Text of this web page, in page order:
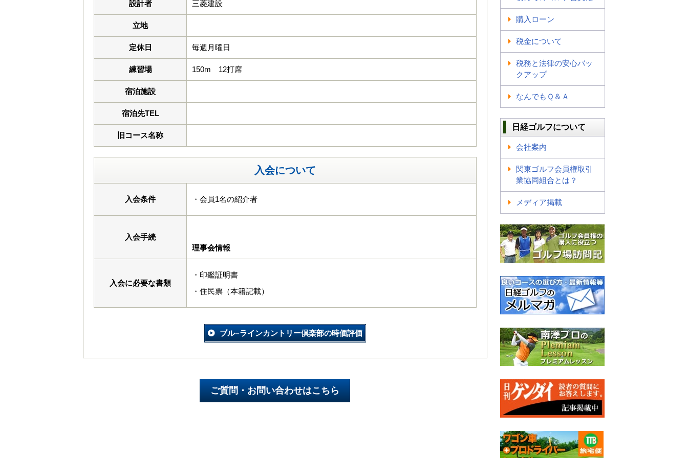
設計者 三菱建設
立地
定休日 毎週月曜日
練習場 150m 12打席
宿泊施設
宿泊先TEL
旧コース名称
入会について
入会条件 ・会員1名の紹介者
入会手続
理事会情報
入会に必要な書類
・印鑑証明書
・住民票（本籍記載）
ブル−ラインカントリー倶楽部の時価評価
購入ローン
税金について
税務と法律の安心バッ
クアップ
なんでもＱ＆Ａ
日経ゴルフについて
会社案内
関東ゴルフ会員権取引
業協同組合とは？
メディア掲載